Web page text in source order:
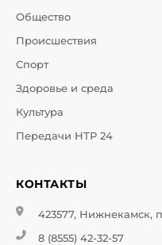
Общество
Происшествия
Спорт
Здоровье и среда
Культура
Передачи НТР 24
КОНТАКТЫ
423577, Нижнекамск,
8 (8555) 42-32-57